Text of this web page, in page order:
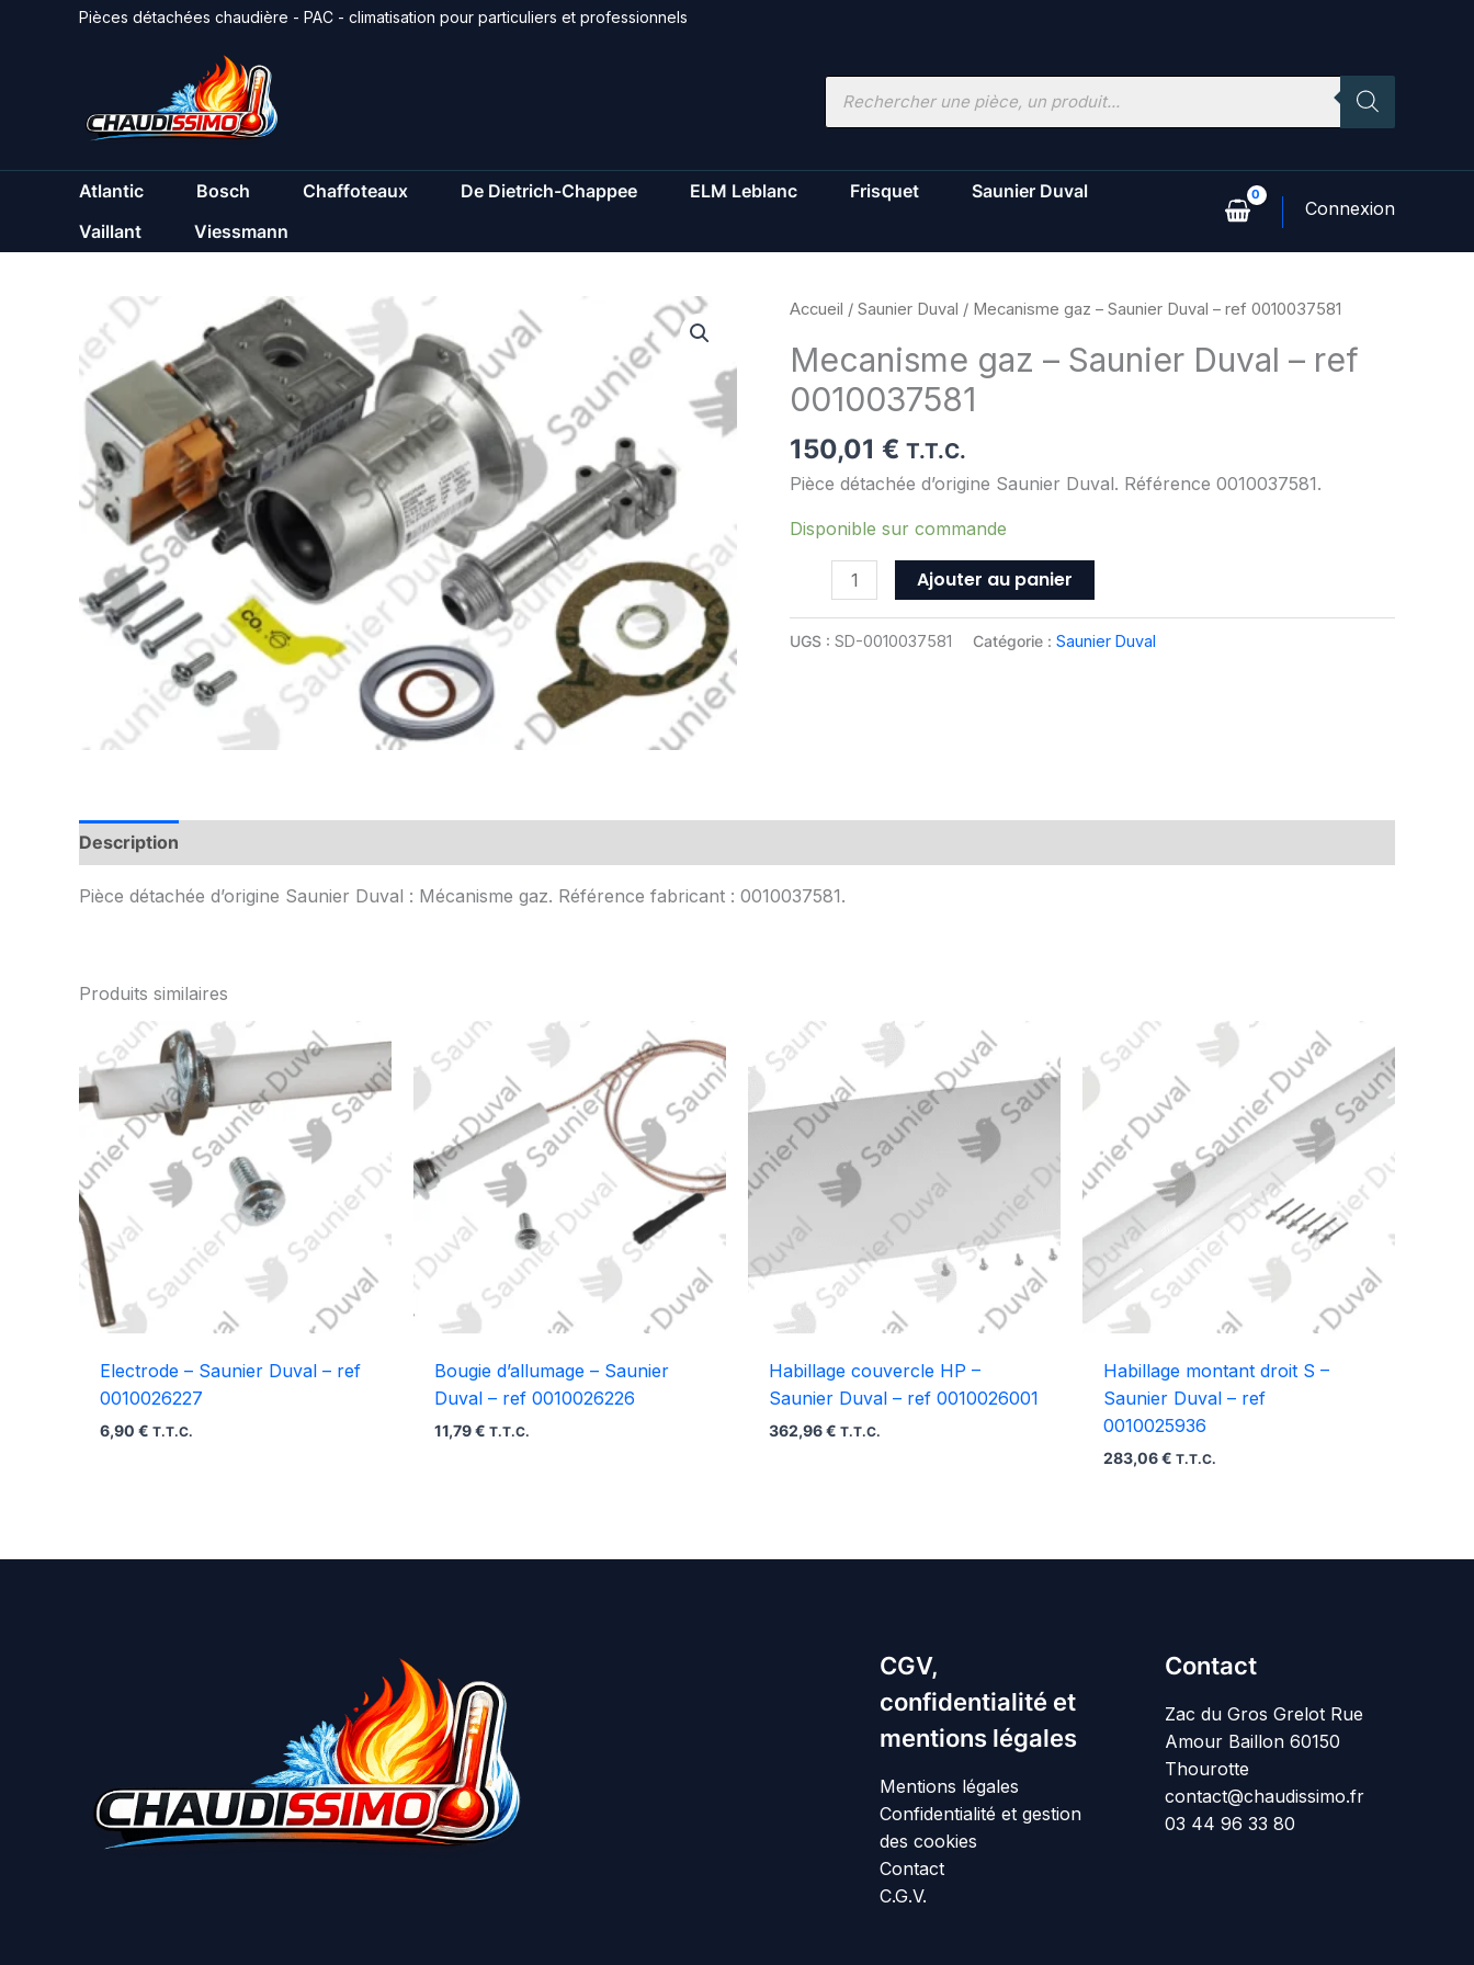
Pièces détachées chaudière - PAC - climatisation pour particuliers et professionnels
Recherche
Atlantic Bosch Chaffoteaux De Dietrich-Chappee ELM Leblanc Frisquet
Saunier Duval
Vaillant
Viessmann
Accueil / Saunier Duval / Mecanisme gaz – Saunier Duval – ref 0010037581
Mecanisme gaz – Saunier Duval – ref
0010037581
150,01 € T.T.C.
Pièce détachée d’origine Saunier Duval. Référence 0010037581.
Disponible sur commande
quantité
Mecanisme
gaz
Saunier
Duval
ref
0010037581
Ajouter au panier
UGS : SD-0010037581 Catégorie : Saunier Duval
Description
Pièce détachée d’origine Saunier Duval : Mécanisme gaz. Référence fabricant : 0010037581.
Produits similaires
Electrode – Saunier Duval – ref
0010026227
6,90€ T.T.C.
Bougie d’allumage – Saunier
Duval – ref 0010026226
11,79€ T.T.C.
Habillage couvercle HP –
Saunier Duval – ref 0010026001
362,96€ T.T.C.
Habillage montant droit S –
Saunier Duval – ref
0010025936
283,06€ T.T.C.
CGV,
confidentialité et
mentions légales
Mentions légales
Confidentialité et gestion
des cookies
Contact
C.G.V.
Contact
Zac du Gros Grelot Rue
Amour Baillon 60150
Thourotte
contact@chaudissimo.fr
03 44 96 33 80